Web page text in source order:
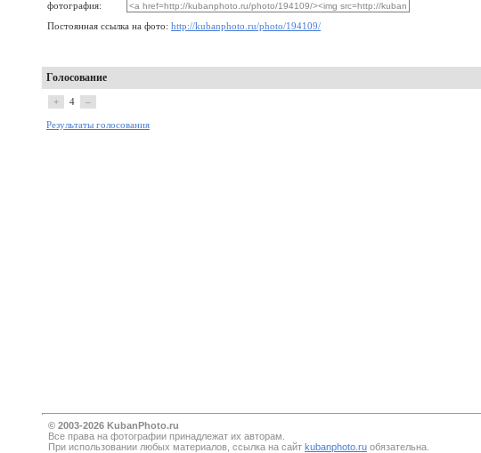
фотография:
Постоянная ссылка на фото: http://kubanphoto.ru/photo/194109/
Голосование
+ 4 –
Результаты голосования
© 2003-2026 KubanPhoto.ru
Все прaва на фотографии принадлежат их авторам.
При использовании любых материалов, ссылка на сайт kubanphoto.ru обязательна.